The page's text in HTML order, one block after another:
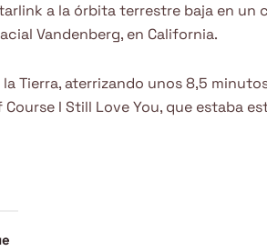
a la órbita terrestre baja en un
Vandenberg, en California.
Tierra, aterrizando unos 8,5
I Still Love You, que estaba